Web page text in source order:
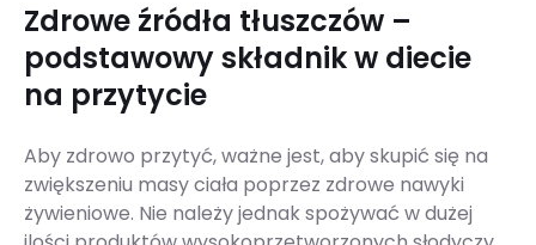
Zdrowe źródła tłuszczów –
podstawowy składnik w diecie
na przytycie
Aby zdrowo przytyć, ważne jest, aby skupić się na
zwiększeniu masy ciała poprzez zdrowe nawyki
żywieniowe. Nie należy jednak spożywać w dużej